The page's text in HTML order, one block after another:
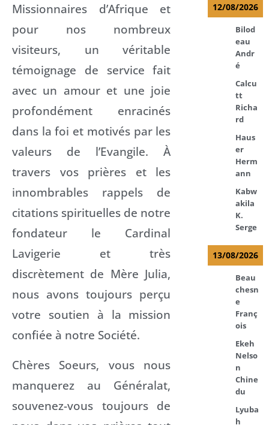
Missionnaires d’Afrique et
pour nos nombreux
visiteurs, un véritable
témoignage de service fait
avec un amour et une joie
profondément enracinés
dans la foi et motivés par les
valeurs de l’Evangile. À
travers vos prières et les
innombrables rappels de
citations spirituelles de notre
fondateur le Cardinal
Lavigerie et très
discrètement de Mère Julia,
nous avons toujours perçu
votre soutien à la mission
confiée à notre Société.
Chères Soeurs, vous nous
manquerez au Généralat,
souvenez-vous toujours de
12/08/2026
Bilod
eau
Andr
é
Calcu
tt
Richa
rd
Haus
er
Herm
ann
Kabw
akila
K.
Serge
13/08/2026
Beau
chesn
e
Franç
ois
Ekeh
Nelso
n
Chine
du
Lyuba
h